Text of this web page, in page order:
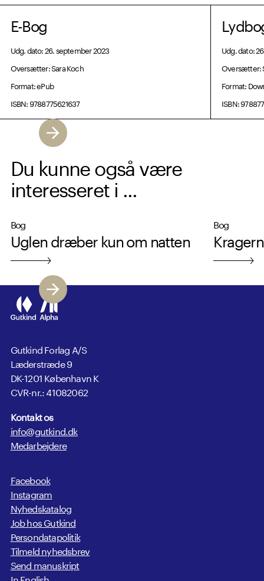
E-Bog
Udg. dato: 26. september 2023
Oversætter: Sara Koch
Format: ePub
ISBN: 9788775621637
Udg. dato:
Oversætter:
Format:
ISBN:
Du kunne også være
interesseret i ...
Bog
Uglen dræber kun om natten
Bog
Gutkind Forlag A/S
Læderstræde 9
DK-1201 København K
CVR-nr.: 41082062
Kontakt os
info@gutkind.dk
Medarbejdere
Facebook
Instagram
Nyhedskatalog
Job hos Gutkind
Persondatapolitik
Tilmeld nyhedsbrev
Send manuskript